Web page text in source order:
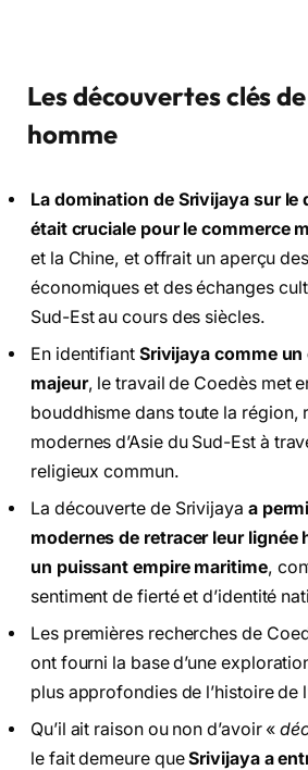
Les découvertes clés
homme
La domination de Srivijaya sur le
était cruciale pour le commerce
et la Chine, et offrait un aperçu
économiques et des échanges
Sud-Est au cours des siècles.
En identifiant Srivijaya comme
majeur, le travail de Coedès met
bouddhisme dans toute la région,
modernes d’Asie du Sud-Est à
religieux commun.
La découverte de Srivijaya a
modernes de retracer leur lignée
un puissant empire maritime,
sentiment de fierté et d’identité
Les premières recherches de
ont fourni la base d’une
plus approfondies de l’histoire de
Qu’il ait raison ou non d’avoir «
le fait demeure queSrivijaya a